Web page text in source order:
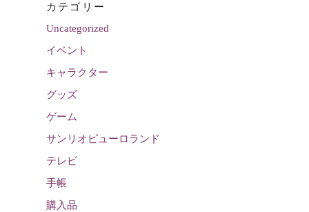
カテゴリー
Uncategorized
イベント
キャラクター
グッズ
ゲーム
サンリオピューロランド
テレビ
手帳
購入品